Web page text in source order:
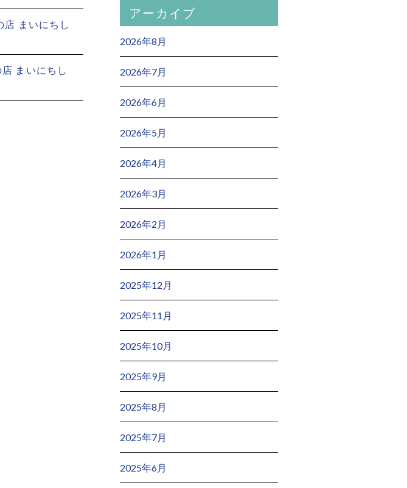
店 まいにちし
まいにちし
アーカイブ
2026年8月
2026年7月
2026年6月
2026年5月
2026年4月
2026年3月
2026年2月
2026年1月
2025年12月
2025年11月
2025年10月
2025年9月
2025年8月
2025年7月
2025年6月